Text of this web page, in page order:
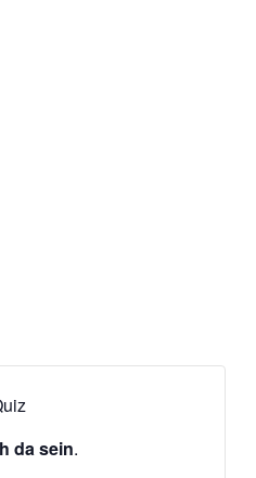
da sein.